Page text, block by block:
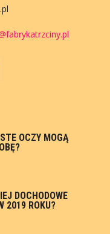
OCZY MOGĄ
DOCHODOWE
2019 ROKU?